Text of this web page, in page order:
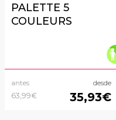
PALETTE 5
COULEURS
antes
63,99€
desde
35,93€